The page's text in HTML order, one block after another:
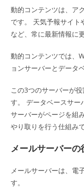
動的コンテンツは、ア
です。 天気予報サイト
など、常に最新情報に
動的コンテンツでは、
ョンサーバーとデータ
この3つのサーバーが
す。 データベースサー
サーバーがページを組
やり取りを行う仕組みで
メールサーバーの
メールサーバーは、電
す。